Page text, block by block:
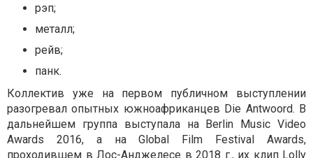
рэп;
металл;
рейв;
панк.
Коллектив уже на первом публичном выступлении
разогревал опытных южноафриканцев Die Antwoord. В
дальнейшем группа выступала на Berlin Music Video
Awards 2016, а на Global Film Festival Awards,
проходившем в Лос-Анджелесе в 2018 г., их клип Lolly